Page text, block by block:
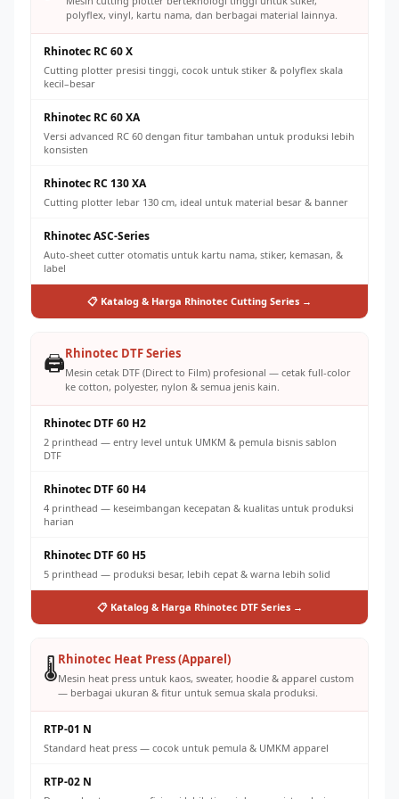
polyflex, vinyl, kartu nama, dan berbagai material lainnya.
Rhinotec RC 60 X
Cutting plotter presisi tinggi, cocok untuk stiker & polyflex skala
kecil–besar
Rhinotec RC 60 XA
Versi advanced RC 60 dengan fitur tambahan untuk produksi lebih
konsisten
Rhinotec RC 130 XA
Cutting plotter lebar 130 cm, ideal untuk material besar & banner
Rhinotec ASC-Series
Auto-sheet cutter otomatis untuk kartu nama, stiker, kemasan, &
label
📋 Katalog & Harga Rhinotec Cutting Series →
🖨️Rhinotec DTF Series
Mesin cetak DTF (Direct to Film) profesional — cetak full-color
ke cotton, polyester, nylon & semua jenis kain.
Rhinotec DTF 60 H2
2 printhead — entry level untuk UMKM & pemula bisnis sablon
DTF
Rhinotec DTF 60 H4
4 printhead — keseimbangan kecepatan & kualitas untuk produksi
harian
Rhinotec DTF 60 H5
5 printhead — produksi besar, lebih cepat & warna lebih solid
📋 Katalog & Harga Rhinotec DTF Series →
🌡️Rhinotec Heat Press (Apparel)
Mesin heat press untuk kaos, sweater, hoodie & apparel custom
— berbagai ukuran & fitur untuk semua skala produksi.
RTP-01 N
Standard heat press — cocok untuk pemula & UMKM apparel
RTP-02 N